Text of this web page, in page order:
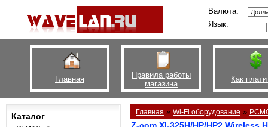
Валюта:
Язык:
Главная
Правила работы
магазина
Как
Каталог Главная » Wi-Fi оборудование »